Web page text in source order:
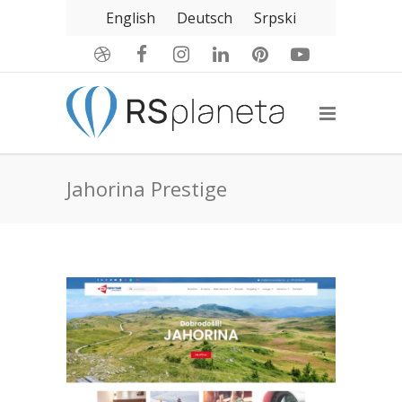
English Deutsch Srpski
Jahorina Prestige